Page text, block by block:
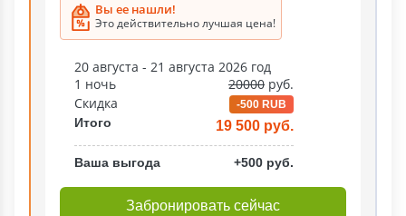
Вы ее нашли!
Это действительно лучшая цена!
20 августа - 21 августа 2026 год
1 ночь
20000 руб.
Скидка
-500 RUB
Итого 19 500 руб.
Ваша выгода +500 руб.
Забронировать сейчас